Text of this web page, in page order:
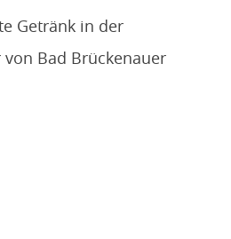
Getränk in der
Bad Brückenauer